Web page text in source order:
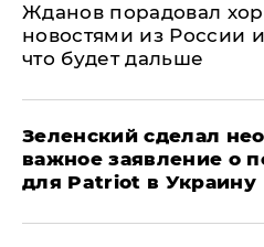
Жданов порадовал
новостями из России
что будет дальше
Зеленский сделал
важное заявление о
для Patriot в Украину